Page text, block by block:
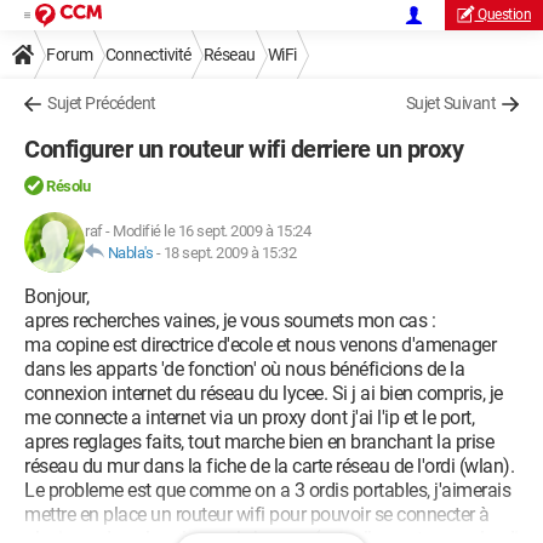
Question
Forum Connectivité Réseau WiFi
Sujet Précédent Sujet Suivant
Configurer un routeur wifi derriere un proxy
Résolu
raf- Modifié le 16 sept. 2009 à 15:24
Nabla's - 18 sept. 2009 à 15:32
Bonjour,
apres recherches vaines, je vous soumets mon cas :
ma copine est directrice d'ecole et nous venons d'amenager
dans les apparts 'de fonction' où nous bénéficions de la
connexion internet du réseau du lycee. Si j ai bien compris, je
me connecte a internet via un proxy dont j'ai l'ip et le port,
apres reglages faits, tout marche bien en branchant la prise
réseau du mur dans la fiche de la carte réseau de l'ordi (wlan).
Le probleme est que comme on a 3 ordis portables, j'aimerais
mettre en place un routeur wifi pour pouvoir se connecter à